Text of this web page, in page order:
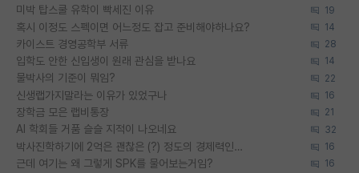
미박 탑스쿨 유학이 빡세진 이유 19
혹시 이정도 스펙이면 어느정도 잡고 준비해야하나요? 14
카이스트 경영공학부 서류 28
입학도 안한 신입생이 원래 관심을 받나요 14
물박사의 기준이 뭐임? 22
신생랩가지말라는 이유가 있었구나 16
장학금 모은 랩비통장 21
AI 학회들 거품 슬슬 지적이 나오네요 32
박사진학하기에 2억은 괜찮은 (?) 정도의 경제력인가요 16
근데 여기는 왜 그렇게 SPK를 물어보는거임? 16